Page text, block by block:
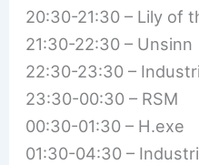
20:30-21:30 – Lily of
21:30-22:30 – Unsinn
22:30-23:30 –
23:30-00:30 – RSM
00:30-01:30 – H.exe
01:30-04:30 –